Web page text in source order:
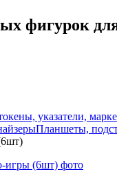
фигурок
указатели,
Планшеты,